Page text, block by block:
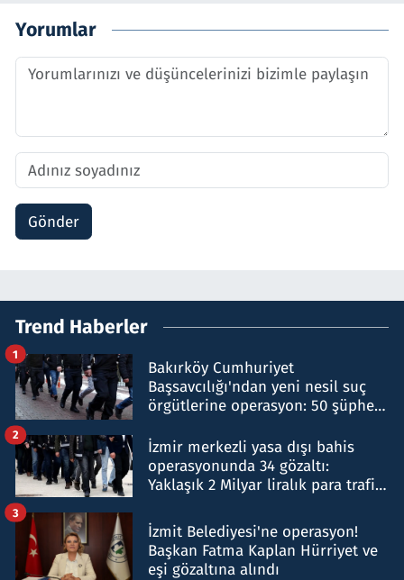
Yorumlar
Gönder
Trend Haberler
Bakırköy Cumhuriyet
Başsavcılığı'ndan yeni nesil suç
örgütlerine operasyon: 50 şüpheli
1
İzmir merkezli yasa dışı bahis
operasyonunda 34 gözaltı:
Yaklaşık 2 Milyar liralık para trafiği
2
İzmit Belediyesi'ne operasyon!
Başkan Fatma Kaplan Hürriyet ve
eşi gözaltına alındı
3